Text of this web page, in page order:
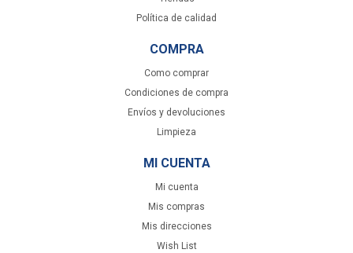
Política de calidad
COMPRA
Como comprar
Condiciones de compra
Envíos y devoluciones
Limpieza
MI CUENTA
Mi cuenta
Mis compras
Mis direcciones
Wish List